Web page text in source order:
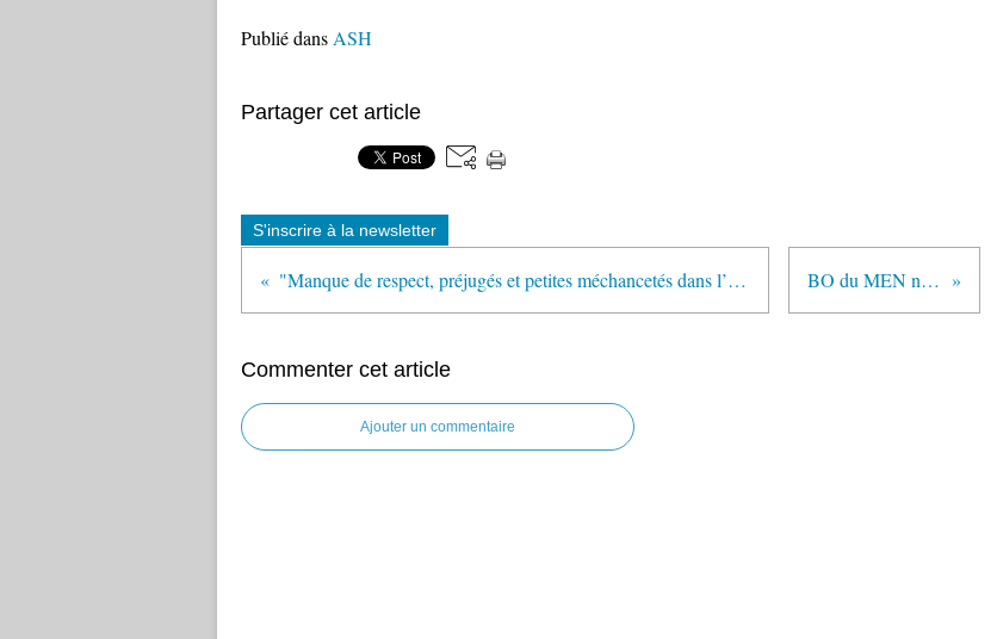
Publié dans ASH
Partager cet article
S'inscrire à la newsletter
"Manque de respect, préjugés et petites méchancetés dans l’éducation" (article publié sur son blog par Rémi Thibert) BO du MEN n° 17 (24 avril 2014)
Commenter cet article
Ajouter un commentaire